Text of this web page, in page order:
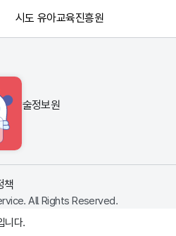
시도 유아교육진흥원
학술정보원
책
All Rights Reserved.
니다.